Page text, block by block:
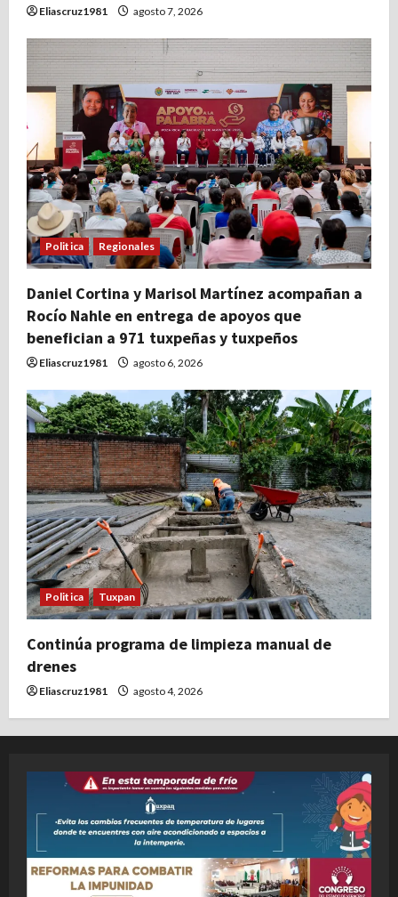
Eliascruz1981 agosto 7, 2026
Politica Regionales
Daniel Cortina y Marisol Martínez acompañan a
Rocío Nahle en entrega de apoyos que
benefician a 971 tuxpeñas y tuxpeños
Eliascruz1981 agosto 6, 2026
Politica Tuxpan
Continúa programa de limpieza manual de
drenes
Eliascruz1981 agosto 4, 2026